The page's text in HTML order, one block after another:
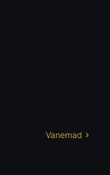
Vanemad